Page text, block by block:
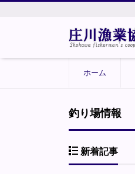
ホーム
釣り場情報
新着記事